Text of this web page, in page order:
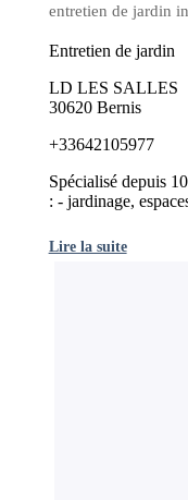
entretien de jardin
Entretien de jardin
LD LES SALLES
30620 Bernis
+33642105977
Spécialisé depuis
: - jardinage,
Lire la suite